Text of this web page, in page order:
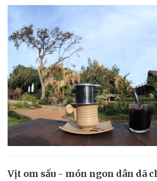
Vịt om sấu - món ngon dân dã